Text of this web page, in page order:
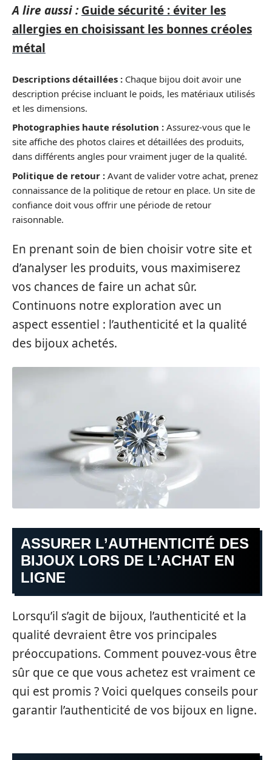
A lire aussi : Guide sécurité : éviter les
allergies en choisissant les bonnes créoles
métal
Descriptions détaillées : Chaque bijou doit avoir une
description précise incluant le poids, les matériaux utilisés
et les dimensions.
Photographies haute résolution : Assurez-vous que le
site affiche des photos claires et détaillées des produits,
dans différents angles pour vraiment juger de la qualité.
Politique de retour : Avant de valider votre achat, prenez
connaissance de la politique de retour en place. Un site de
confiance doit vous offrir une période de retour
raisonnable.
En prenant soin de bien choisir votre site et
d’analyser les produits, vous maximiserez
vos chances de faire un achat sûr.
Continuons notre exploration avec un
aspect essentiel : l’authenticité et la qualité
des bijoux achetés.
ASSURER L’AUTHENTICITÉ DES
BIJOUX LORS DE L’ACHAT EN
LIGNE
Lorsqu’il s’agit de bijoux, l’authenticité et la
qualité devraient être vos principales
préoccupations. Comment pouvez-vous être
sûr que ce que vous achetez est vraiment ce
qui est promis ? Voici quelques conseils pour
garantir l’authenticité de vos bijoux en ligne.